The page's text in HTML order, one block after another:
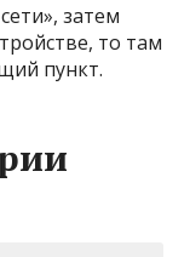
затем
то там
пункт.